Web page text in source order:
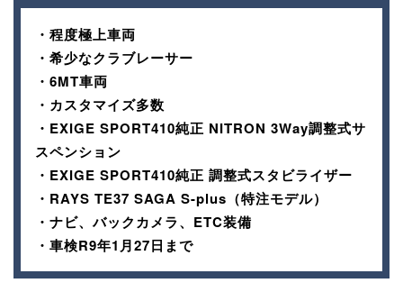
・程度極上車両
・希少なクラブレーサー
・6MT車両
・カスタマイズ多数
・EXIGE SPORT410純正 NITRON 3Way調整式サ
スペンション
・EXIGE SPORT410純正 調整式スタビライザー
・RAYS TE37 SAGA S-plus（特注モデル）
・ナビ、バックカメラ、ETC装備
・車検R9年1月27日まで